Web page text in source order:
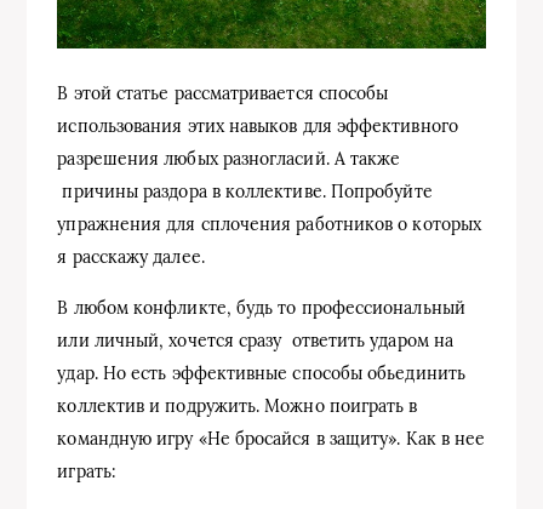
В этой статье рассматривается способы
использования этих навыков для эффективного
разрешения любых разногласий. А также
причины раздора в коллективе. Попробуйте
упражнения для сплочения работников о которых
я расскажу далее.
В любом конфликте, будь то профессиональный
или личный, хочется сразу ответить ударом на
удар. Но есть эффективные способы обьединить
коллектив и подружить. Можно поиграть в
командную игру «Не бросайся в защиту». Как в нее
играть: